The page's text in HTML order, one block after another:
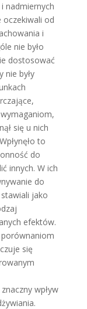
nadmiernych
oczekiwali od
i
nie było
dostosować
nie były
się u nich
to
do
innych. W ich
do
jako
efektów.
się
wpływ